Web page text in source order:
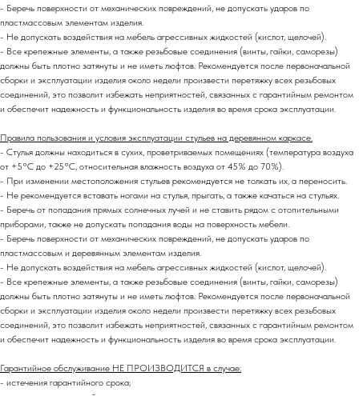
- Беречь поверхности от механических повреждений, не допускать ударов по
пластмассовым элементам изделия.
- Не допускать воздействия на мебель агрессивных жидкостей (кислот, щелочей).
- Все крепежные элементы, а также резьбовые соединения (винты, гайки, саморезы)
должны быть плотно затянуты и не иметь люфтов. Рекомендуется после первоначальной
сборки и эксплуатации изделия около недели произвести перетяжку всех резьбовых
соединений, это позволит избежать неприятностей, связанных с гарантийным ремонтом
и обеспечит надежность и функциональность изделия во время срока эксплуатации.
Правила пользования и условия эксплуатации стульев на деревянном каркасе.
- Стулья должны находиться в сухих, проветриваемых помещениях (температура воздуха
от +5°C до +25°C, относительная влажность воздуха от 45% до 70%).
- При изменении местоположения стульев рекомендуется не толкать их, а переносить.
- Не рекомендуется вставать ногами на стулья, прыгать, а также качаться на стульях.
- Беречь от попадания прямых солнечных лучей и не ставить рядом с отопительными
приборами, также не допускать попадания воды на поверхность мебели.
- Беречь поверхности от механических повреждений, не допускать ударов по
пластмассовым и деревянным элементам изделия.
- Не допускать воздействия на мебель агрессивных жидкостей (кислот, щелочей).
- Все крепежные элементы, а также резьбовые соединения (винты, гайки, саморезы)
должны быть плотно затянуты и не иметь люфтов. Рекомендуется после первоначальной
сборки и эксплуатации изделия около недели произвести перетяжку всех резьбовых
соединений, это позволит избежать неприятностей, связанных с гарантийным ремонтом
и обеспечит надежность и функциональность изделия во время срока эксплуатации.
Гарантийное обслуживание НЕ ПРОИЗВОДИТСЯ в случае:
- истечения гарантийного срока;